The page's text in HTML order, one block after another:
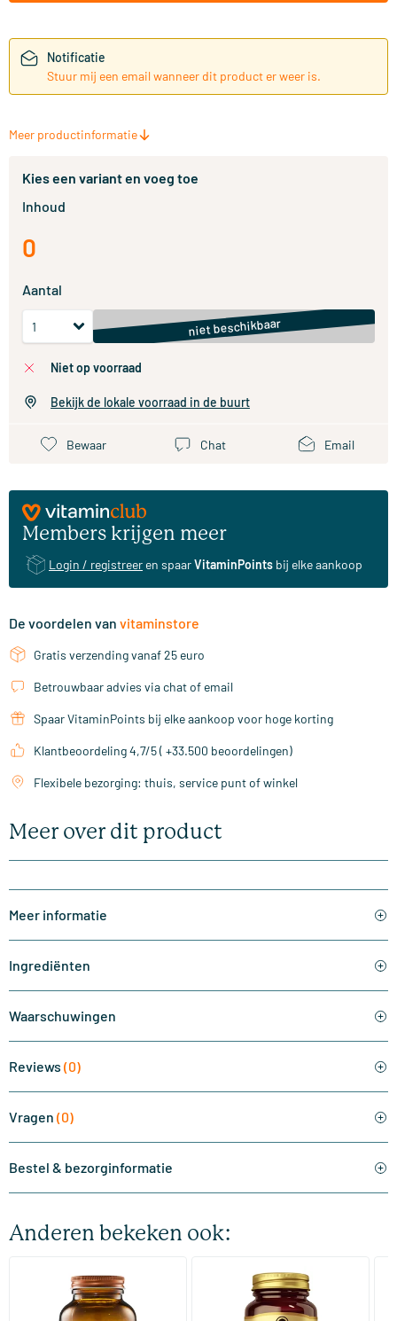
Notificatie
Stuur mij een email wanneer dit product er weer is.
Meer productinformatie
Kies een variant en voeg toe
Inhoud
0
Aantal
niet beschikbaar
niet op voorraad
Bekijk de lokale voorraad in de buurt
Bewaar Chat Email
Members krijgen meer
Login / registreer en spaarVitaminPoints bij elke aankoop
De voordelen van vitaminstore
Gratis verzending vanaf 25 euro
Betrouwbaar advies via chat of email
Spaar VitaminPoints bij elke aankoop voor hoge korting
Klantbeoordeling 4,7/5 ( +33.500 beoordelingen)
Flexibele bezorging: thuis, service punt of winkel
Meer over dit product
Meer informatie
Ingrediënten
Waarschuwingen
Reviews (0)
Vragen (0)
Bestel & bezorginformatie
Anderen bekeken ook:
(510)
Super Magnesium
(287)
Magnesium Citrate
(Magnesium Citraat)